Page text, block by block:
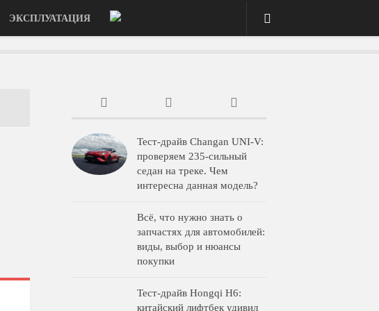
ЭКСПЛУАТАЦИЯ
Тест-драйв Changan UNI-V:
проверяем 235-сильный
седан на треке. Чем
интересна данная модель?
Всё, что нужно знать о
запчастях для автомобилей:
виды, выбор и нюансы
покупки
Тест-драйв Hongqi H6:
китайский лифтбек удивил